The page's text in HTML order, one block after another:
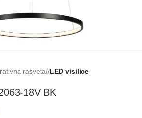
rasveta/ LED visilice
⁠18V BK